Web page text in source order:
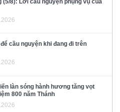
cầu nguyện khi đang đi trên
làn sóng hành hương tăng vọt
800 năm Thánh